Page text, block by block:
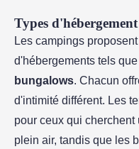
Types
Les campings
d'hébergements tels
bungalows. Chacun
d'intimité différent. Les
pour ceux qui
plein air, tandis que les